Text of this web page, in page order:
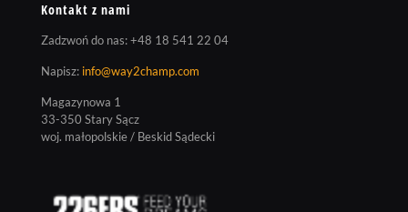
Kontakt z nami
Zadzwoń do nas:+48 18 541 22 04
Napisz: info@way2champ.com
Magazynowa 1
33-350 Stary Sącz
woj. małopolskie / Beskid Sądecki